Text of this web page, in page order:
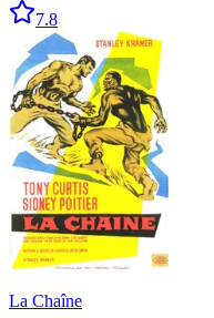
7.8
La Chaîne